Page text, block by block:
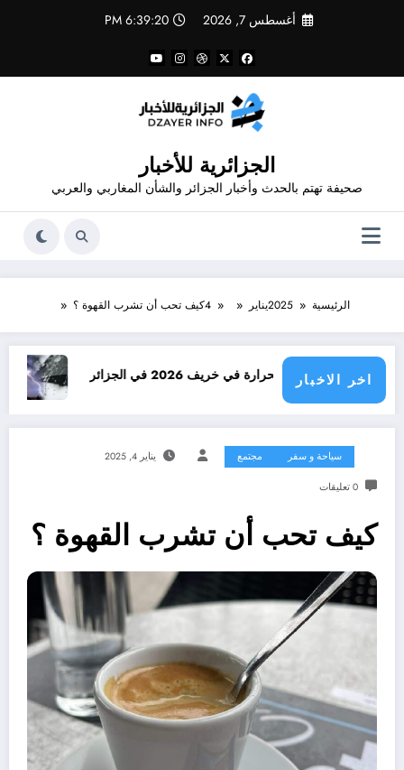
أغسطس 7, 2026 6:39:20 PM
الجزائرية للأخبار
صحيفة تهتم بالحدث وأخبار الجزائر والشأن المغاربي والعربي
الرئيسية 2025يناير 4كيف تحب أن تشرب القهوة ؟
اخر الاخبار
الحرارة في خريف 2026 في الجزائر امطار بكميات
سياحة و سفر مجتمع يناير 4, 2025
0 تعليقات
كيف تحب أن تشرب القهوة ؟